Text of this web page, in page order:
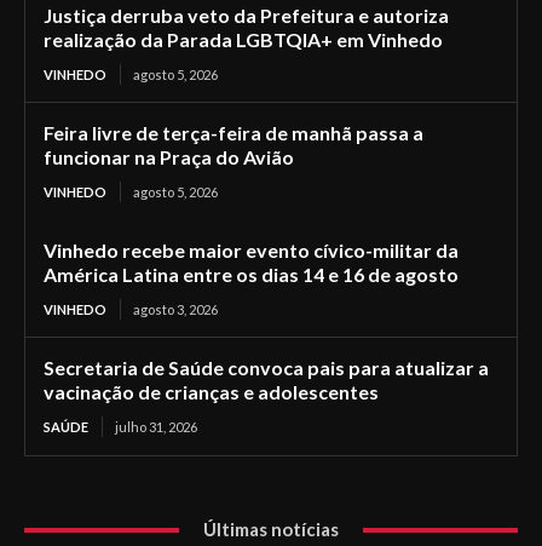
Justiça derruba veto da Prefeitura e autoriza
realização da Parada LGBTQIA+ em Vinhedo
VINHEDO agosto 5, 2026
Feira livre de terça-feira de manhã passa a
funcionar na Praça do Avião
VINHEDO agosto 5, 2026
Vinhedo recebe maior evento cívico-militar da
América Latina entre os dias 14 e 16 de agosto
VINHEDO agosto 3, 2026
Secretaria de Saúde convoca pais para atualizar a
vacinação de crianças e adolescentes
SAÚDE julho 31, 2026
Últimas notícias